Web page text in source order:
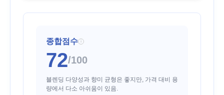
종합점수 i
72/100
블렌딩 다양성과 향미 균형은 좋지만, 가격 대비 용
량에서 다소 아쉬움이 있음.